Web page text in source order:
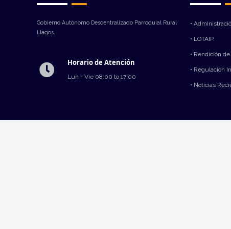
Gobierno Autónomo Descentralizado Parroquial Rural
Llagos.
Horario de Atención
Lun - Vie 08:00 to 17:00
•
• LOTAIP
• Rendición
• Regulación
• Noticias